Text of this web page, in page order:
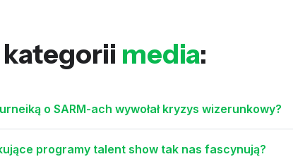
kategorii media:
o SARM-ach wywołał kryzys wizerunkowy?
programy talent show tak nas fascynują?